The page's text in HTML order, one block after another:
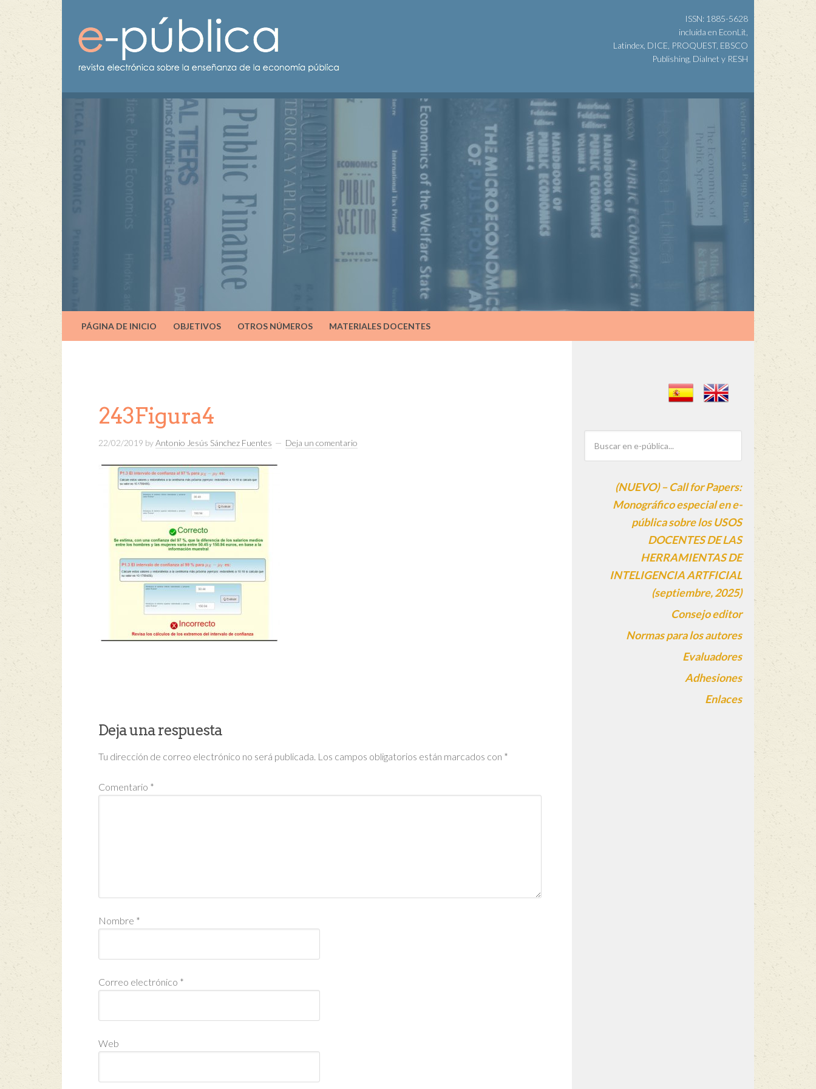
ISSN: 1885-5628
incluida en EconLit,
Latindex, DICE, PROQUEST, EBSCO
Publishing, Dialnet y RESH
PÁGINA DE INICIO OBJETIVOS OTROS NÚMEROS MATERIALES DOCENTES
243Figura4
22/02/2019 byAntonio Jesús Sánchez Fuentes Deja un comentario
Deja una respuesta
Tu dirección de correo electrónico no será publicada. Los campos obligatorios están marcados con *
Comentario *
Nombre *
Correo electrónico *
Web
(NUEVO) – Call for Papers:
Monográfico especial en e-
pública sobre los USOS
DOCENTES DE LAS
HERRAMIENTAS DE
INTELIGENCIA ARTFICIAL
(septiembre, 2025)
Consejo editor
Normas para los autores
Evaluadores
Adhesiones
Enlaces